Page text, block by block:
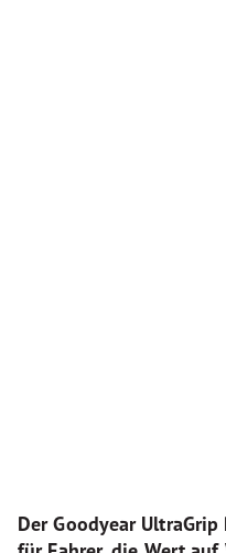
Der Goodyear